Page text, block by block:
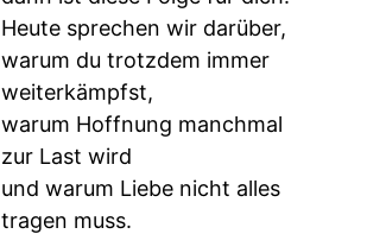
Heute sprechen wir darüber,
warum du trotzdem immer
weiterkämpfst,
warum Hoffnung manchmal
zur Last wird
und warum Liebe nicht alles
tragen muss.